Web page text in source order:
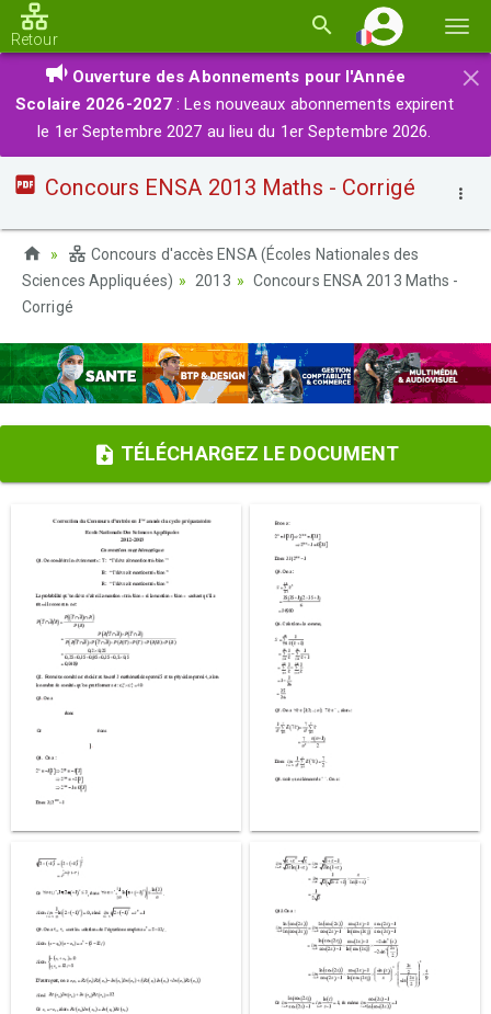
la
Retour
×
Ouverture des Abonnements pour l'Année
Scolaire 2026-2027 : Les nouveaux abonnements expirent
le 1er Septembre 2027 au lieu du 1er Septembre 2026.
Concours ENSA 2013 Maths - Corrigé
Concours d'accès ENSA (Écoles Nationales des
Sciences Appliquées)
2013
Concours ENSA 2013 Maths -
Corrigé
TÉLÉCHARGEZ LE DOCUMENT